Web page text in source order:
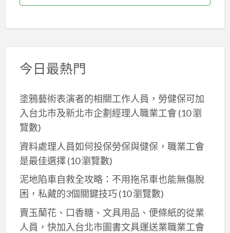
今日最熱門
塗鴉藝術表演者的相關工作人員，勞健保可加
入台北市及新北巿企劃經理人職業工會 (10 瀏
覽數)
資料處理人員如何投保勞保與健保，職業工會
是最佳選擇(10 瀏覽數)
泥地陷車自救全攻略：不用拖吊車也能無傷脫
困，私藏的3個關鍵技巧(10 瀏覽數)
賣玉蘭花、口香糖、文具用品、便條紙的從業
人員，快加入台北市圖書文具運送業職業工會